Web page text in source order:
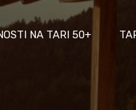
NA TARI 50+